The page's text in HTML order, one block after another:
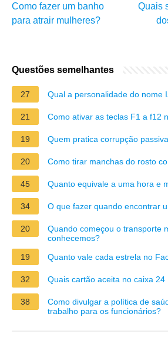
Como fazer um banho
para atrair mulheres?
Quais
Questões semelhantes
27 Qual a personalidade do nome
21 Como ativar as teclas F1 a f12
19 Quem pratica corrupção
20 Como tirar manchas do rosto
45 Quanto equivale a uma hora e
34 O que fazer quando encontrar
20
Quando começou o transporte
conhecemos?
19
Quanto vale cada estrela no
32 Quais cartão aceita no caixa 24
38
Como divulgar a política de
trabalho para os funcionários?